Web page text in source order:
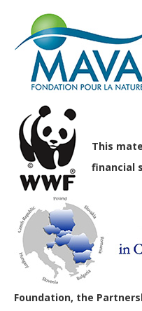
This
financial
Foundation, the